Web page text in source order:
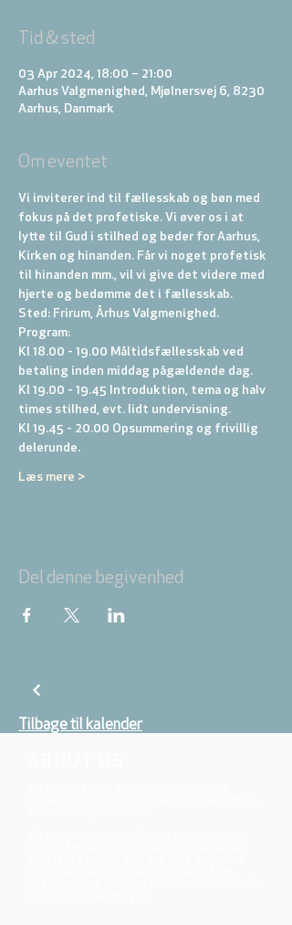
Tid & sted
03 Apr 2024, 18:00 – 21:00
Aarhus Valgmenighed, Mjølnersvej 6, 8230
Aarhus, Danmark
Om eventet
Vi inviterer ind til fællesskab og bøn med
fokus på det profetiske. Vi øver os i at
lytte til Gud i stilhed og beder for Aarhus,
Kirken og hinanden. Får vi noget profetisk
til hinanden mm., vil vi give det videre med
hjerte og bedømme det i fællesskab.
Sted: Frirum, Århus Valgmenighed.
Program:
Kl 18.00 - 19.00 Måltidsfællesskab ved
betaling inden middag pågældende dag.
Kl 19.00 - 19.45 Introduktion, tema og halv
times stilhed, evt. lidt undervisning.
Kl 19.45 - 20.00 Opsummering og frivillig
delerunde.
Læs mere >
Del denne begivenhed
Tilbage til kalender